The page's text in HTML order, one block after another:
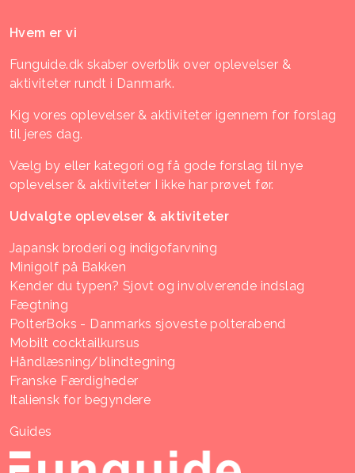
Hvem er vi
Funguide.dk skaber overblik over oplevelser &
aktiviteter rundt i Danmark.
Kig vores oplevelser & aktiviteter igennem for forslag
til jeres dag.
Vælg by eller kategori og få gode forslag til nye
oplevelser & aktiviteter I ikke har prøvet før.
Udvalgte oplevelser & aktiviteter
Japansk broderi og indigofarvning
Minigolf på Bakken
Kender du typen? Sjovt og involverende indslag
Fægtning
PolterBoks - Danmarks sjoveste polterabend
Mobilt cocktailkursus
Håndlæsning/blindtegning
Franske Færdigheder
Italiensk for begyndere
Guides